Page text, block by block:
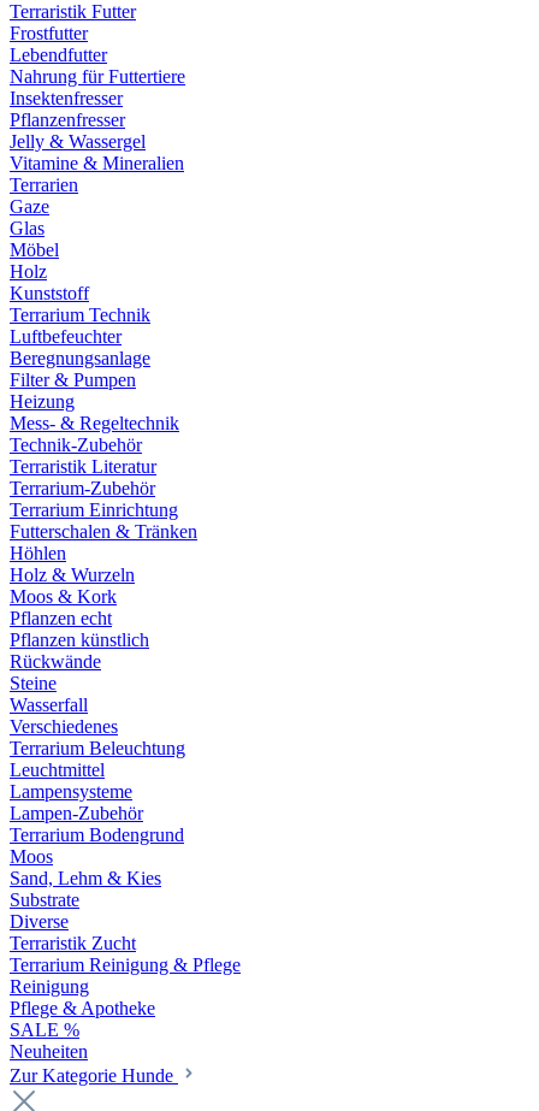
Terraristik Futter
Frostfutter
Lebendfutter
Nahrung für Futtertiere
Insektenfresser
Pflanzenfresser
Jelly & Wassergel
Vitamine & Mineralien
Terrarien
Gaze
Glas
Möbel
Holz
Kunststoff
Terrarium Technik
Luftbefeuchter
Beregnungsanlage
Filter & Pumpen
Heizung
Mess- & Regeltechnik
Technik-Zubehör
Terraristik Literatur
Terrarium-Zubehör
Terrarium Einrichtung
Futterschalen & Tränken
Höhlen
Holz & Wurzeln
Moos & Kork
Pflanzen echt
Pflanzen künstlich
Rückwände
Steine
Wasserfall
Verschiedenes
Terrarium Beleuchtung
Leuchtmittel
Lampensysteme
Lampen-Zubehör
Terrarium Bodengrund
Moos
Sand, Lehm & Kies
Substrate
Diverse
Terraristik Zucht
Terrarium Reinigung & Pflege
Reinigung
Pflege & Apotheke
SALE %
Neuheiten
Zur Kategorie Hunde